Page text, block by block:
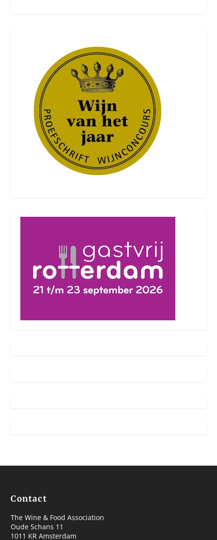
Contact
The Wine & Food Association
Oude Schans 11
1011 KR Amsterdam